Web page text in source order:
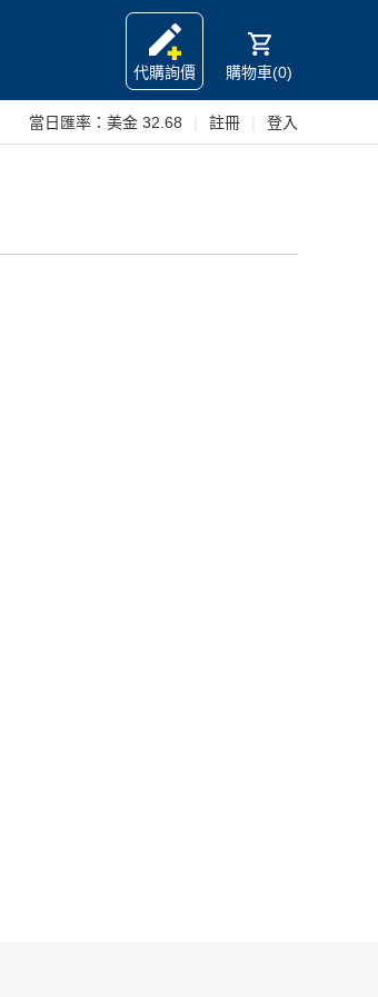
代購詢價
購物車(0)
當日匯率： 美金 32.68 註冊 登入